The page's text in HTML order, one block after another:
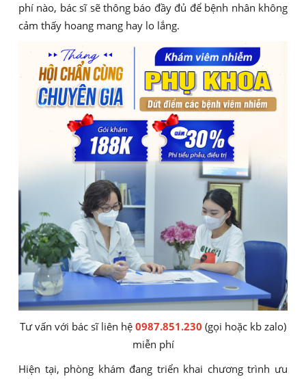
phí nào, bác sĩ sẽ thông báo đầy đủ để bệnh nhân không
cảm thấy hoang mang hay lo lắng.
Tư vấn với bác sĩ liên hệ 0987.851.230 (gọi hoặc kb zalo)
miễn phí
Hiện tại, phòng khám đang triển khai chương trình ưu